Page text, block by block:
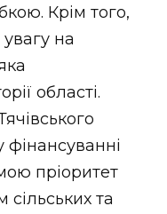
Крім того,
на
області.
фінансуванні
пріоритет
та